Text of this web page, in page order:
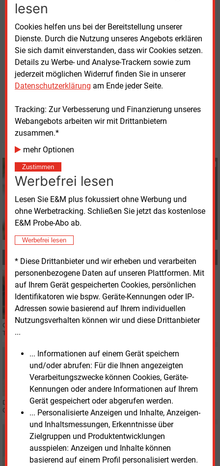
lesen
Cookies helfen uns bei der Bereitstellung unserer
Dienste. Durch die Nutzung unseres Angebots erklären
Sie sich damit einverstanden, dass wir Cookies setzen.
Details zu Werbe- und Analyse-Trackern sowie zum
jederzeit möglichen Widerruf finden Sie in unserer
Datenschutzerklärung am Ende jeder Seite.
Tracking: Zur Verbesserung und Finanzierung unseres
Webangebots arbeiten wir mit Drittanbietern
zusammen.*
mehr Optionen
Zustimmen
Werbefrei lesen
Lesen Sie E&M plus fokussiert ohne Werbung und
ohne Werbetracking. Schließen Sie jetzt das kostenlose
E&M Probe-Abo ab.
Werbefrei lesen
* Diese Drittanbieter und wir erheben und verarbeiten
personenbezogene Daten auf unseren Plattformen. Mit
auf Ihrem Gerät gespeicherten Cookies, persönlichen
Identifikatoren wie bspw. Geräte-Kennungen oder IP-
Adressen sowie basierend auf Ihrem individuellen
Nutzungsverhalten können wir und diese Drittanbieter
...
... Informationen auf einem Gerät speichern
und/oder abrufen: Für die Ihnen angezeigten
Verarbeitungszwecke können Cookies, Geräte-
Kennungen oder andere Informationen auf Ihrem
Gerät gespeichert oder abgerufen werden.
... Personalisierte Anzeigen und Inhalte, Anzeigen-
und Inhaltsmessungen, Erkenntnisse über
Zielgruppen und Produktentwicklungen
ausspielen: Anzeigen und Inhalte können
basierend auf einem Profil personalisiert werden.
Stromnetz Berlin hat 2025 die Zahl von 2.000
Kreis der großen städtischen Unternehmen
aufgestiegen. In diesem Zusammenhang wurde auf
Basis des Mitbestimmungsgesetzes die Position der
Arbeitsdirektorin im Unternehmen neu eingerichtet.
Susanne Harmsen
© 2026 Energie & Management GmbH
und-management.de
MEHR ZUM THEMA
Montag, 1.06.2026, 11:15
PERSONALIE
Energieunion bekommt neuen Geschäftsführer
Oliver Kruschke übernimmt zum 1. Juli die Geschäftsführung der VNG-
Tochter Energieunion GmbH. Er wird Nachfolger von Steffen Rothe.
Freitag, 22.05.2026, 14:25
PERSONALIE
Stadtwerke Brühl: Sebastian Mies zieht um ins
Chefbüro
Der bisherige IT-Chef Sebastian Mies übernimmt ab 1. Oktober 2026 die
Geschäftsführung der Stadtwerke Brühl (Nordrhein-Westfalen).
PERSONALIE
Führungswechsel beim ZVEI